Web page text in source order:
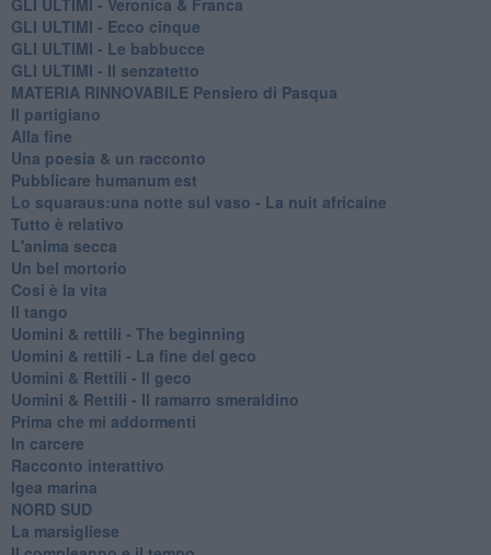
GLI ULTIMI - Veronica & Franca
GLI ULTIMI - Ecco cinque
GLI ULTIMI - Le babbucce
GLI ULTIMI - Il senzatetto
MATERIA RINNOVABILE Pensiero di Pasqua
Il partigiano
Alla fine
Una poesia & un racconto
Pubblicare humanum est
Lo squaraus:una notte sul vaso - La nuit africaine
Tutto è relativo
L'anima secca
Un bel mortorio
Cosi è la vita
Il tango
​Uomini & rettili - The beginning
​Uomini & rettili - La fine del geco
Uomini & Rettili - Il geco
Uomini & Rettili - Il ramarro smeraldino
Prima che mi addormenti
In carcere
Racconto interattivo
Igea marina
​NORD SUD
La marsigliese